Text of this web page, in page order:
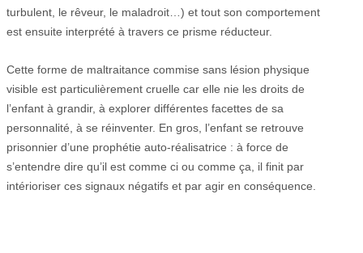
turbulent, le rêveur, le maladroit…) et tout son comportement
est ensuite interprété à travers ce prisme réducteur.
Cette forme de maltraitance commise sans lésion physique
visible est particulièrement cruelle car elle nie les droits de
l’enfant à grandir, à explorer différentes facettes de sa
personnalité, à se réinventer. En gros, l’enfant se retrouve
prisonnier d’une prophétie auto-réalisatrice : à force de
s’entendre dire qu’il est comme ci ou comme ça, il finit par
intérioriser ces signaux négatifs et par agir en conséquence.